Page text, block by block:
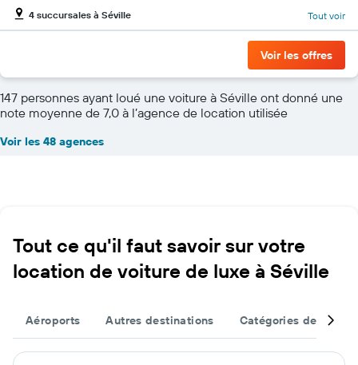
4 succursales à Séville Tout voir
Voir les offres
147 personnes ayant loué une voiture à Séville ont donné une
note moyenne de 7,0 à l’agence de location utilisée
Voir les 48 agences
Tout ce qu'il faut savoir sur votre
location de voiture de luxe à Séville
Aéroports Autres destinations Catégories de